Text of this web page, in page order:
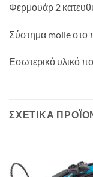
Φερμουάρ 2
Σύστημα molle στο
Εσωτερικό υλικό
ΣΧΕΤΙΚΆ